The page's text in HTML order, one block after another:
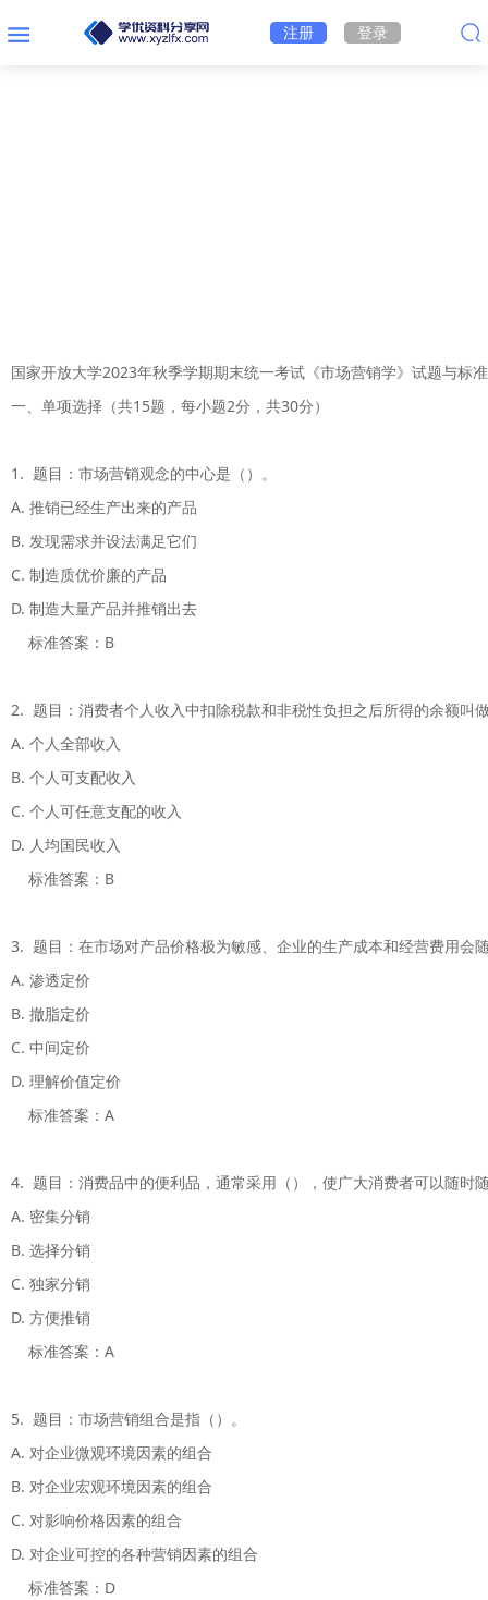
注册 登录
国家开放大学2023年秋季学期期末统一考试《市场营销学》试题与标
一、单项选择（共15题，每小题2分，共30分）
1.  题目：市场营销观念的中心是（）。
A. 推销已经生产出来的产品
B. 发现需求并设法满足它们
C. 制造质优价廉的产品
D. 制造大量产品并推销出去
标准答案：B
2.  题目：消费者个人收入中扣除税款和非税性负担之后所得的余额叫
A. 个人全部收入
B. 个人可支配收入
C. 个人可任意支配的收入
D. 人均国民收入
标准答案：B
3.  题目：在市场对产品价格极为敏感、企业的生产成本和经营费用
A. 渗透定价
B. 撤脂定价
C. 中间定价
D. 理解价值定价
标准答案：A
4.  题目：消费品中的便利品，通常采用（），使广大消费者可以随时
A. 密集分销
B. 选择分销
C. 独家分销
D. 方便推销
标准答案：A
5.  题目：市场营销组合是指（）。
A. 对企业微观环境因素的组合
B. 对企业宏观环境因素的组合
C. 对影响价格因素的组合
D. 对企业可控的各种营销因素的组合
标准答案：D